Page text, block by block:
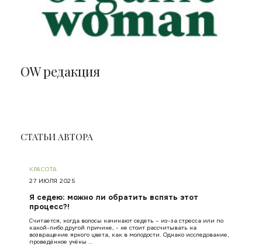
ОW редакция
СТАТЬИ АВТОРА
КРАСОТА
27 ИЮЛЯ 2025
Я седею: можно ли обратить вспять этот
процесс?!
Считается, когда волосы начинают седеть – из-за стресса или по
какой-либо другой причине, - не стоит рассчитывать на
возвращение яркого цвета, как в молодости. Однако исследование,
проведённое учёны …